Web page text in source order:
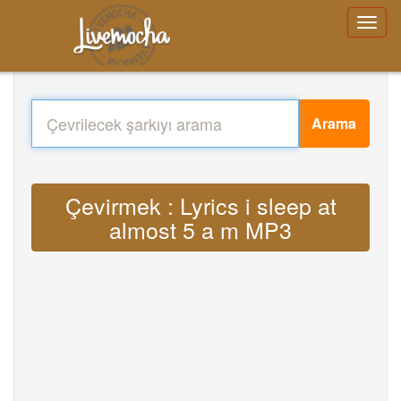
Arama
Çevirmek : Lyrics i sleep at
almost 5 a m MP3